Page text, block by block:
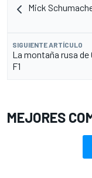
Mick
SIGUIENTE ARTÍCULO
La montaña rusa de
F1
MEJORES